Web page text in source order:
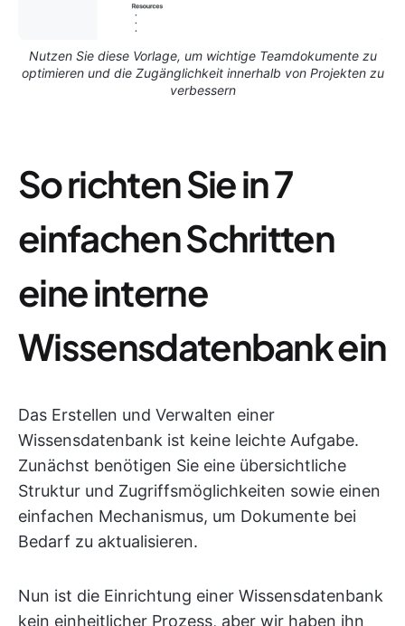
Nutzen Sie diese Vorlage, um wichtige Teamdokumente zu
optimieren und die Zugänglichkeit innerhalb von Projekten zu
verbessern
So richten Sie in 7
einfachen Schritten
eine interne
Wissensdatenbank ein
Das Erstellen und Verwalten einer
Wissensdatenbank ist keine leichte Aufgabe.
Zunächst benötigen Sie eine übersichtliche
Struktur und Zugriffsmöglichkeiten sowie einen
einfachen Mechanismus, um Dokumente bei
Bedarf zu aktualisieren.
Nun ist die Einrichtung einer Wissensdatenbank
kein einheitlicher Prozess, aber wir haben ihn